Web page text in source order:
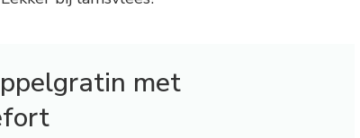
met